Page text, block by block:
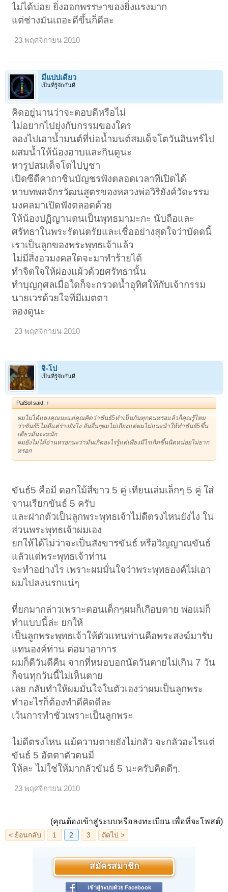
ไม่ได้บ่อย ยิ่งออกพรรษาของยิ่งแรงมาก
แต่ช่างมันเถอะดีขึ้นก็ดีละ
23 พฤศจิกายน 2010
มีแปปเดียว
เป็นที่รู้จักกันดี
คิดอยู่นานว่าจะตอบดีหรือไม่
ไม่อยากไปยุ่งกับกรรมของใคร
ลองไปเอาน้ำมนต์ที่บ่อน้ำมนต์สมเด็จโตวันอินทร์ไป
ผสมน้ำให้น้องอาบและกินดูนะ
หารูปสมเด็จโตไปบูชา
เปิดซีดีคาถาชินบัญชรฟังตลอดเวลาที่เปิดได้
หาบทพลจักรวัฒนสูตรของหลวงพ่อวิริยังค์วัดะรรม
มงคลมาเปิดฟังตลอดด้วย
ให้น้องปฏิญานตนเป็นพุทธมามะกะ นับถือและ
ศรัทธาในพระรัตนตรัยและเชื่ออย่างสุดใจว่าบัดดนี้
เราเป็นลูกของพระพุทธเจ้าแล้ว
ไม่มีสิ่งอวมงคลใดจะมาทำร้ายได้
ทำจิตใจให้ผ่องแผ้วด้วยศรัทธานั้น
ทำบุญกุศลเมื่อใดก็จะกรวดน้ำอุทิศให้กับเจ้ากรรม
นายเวรด้วยใจที่มีเมตตา
ลองดูนะ
23 พฤศจิกายน 2010
จิ-โป
เป็นที่รู้จักกันดี
PaiSol said: ↑
ผมไม่ได้แยงคุณนะแต่คุณคิดว่าขันธ์5ทำเป็นกันทุกคนหรอแล้วก็คุณรู้ไหม
ว่าขันธ์5ไม่ดีแต่ร่างยังไง อันอื่นๆผมไม่เถียงแต่ผมไม่แนะนำให้ทำขันธ์5ขึ้น
เดียวมันจะหนัก
ผมยังไม่ได้อ่านหรอกนะว่ามันเกิดอะไรรู้แค่เพียงมีไรเกิดขึ้นนิดหน่อยไม่ยาก
หรอก
ขันธ์5 คือมี ดอกใม้สีขาว 5 คู่ เทียนเล่มเล็กๆ 5 คู่ ใส่
จานเรียกขันธ์ 5 ครับ
และฝากตัวเป็นลูกพระพุทธเจ้าไม่ดีตรงไหนยังไง ใน
ส่วนพระพุทธเจ้าผมเอง
ยกให้ได้ไม่ว่าจะเป็นสังขารขันธ์ หรือวิญญาณขันธ์
แลัวแต่พระพุทธเจ้าท่าน
จะทำอย่างไร เพราะผมมั่นใจว่าพระพุทธองค์ไม่เอา
ผมไปลงนรกแน่ๆ
ที่ยกมากล่าวเพราะตอนเด็กๆผมก็เกือบตาย พ่อแม่ก็
ทำแบบนี้ล่ะ ยกให้
เป็นลูกพระพุทธเจ้าให้ตัวแทนท่านคือพระสงฆ์มารับ
แทนองค์ท่าน ต่อมาอาการ
ผมก็ดีวันดีคืน จากที่หมอบอกนัดวันตายไม่เกิน 7 วัน
ก็จนทุกวันนี้ไม่เห็นตาย
เลย กลับทำให้ผมมั่นใจในตัวเองว่าผมเป็นลูกพระ
ทำอะไรก็ต้องทำดีคิดดีละ
เว้นการทำชั่วเพราะเป็นลูกพระ
ไม่ดีตรงไหน แม้ความตายยังไม่กลัว จะกลัวอะไรแต่
ขันธ์ 5 อัตตาตัวตนมี
ให้ละ ไม่ใช่ให้มากลัวขันธ์ 5 นะครับคิดดีๆ.
23 พฤศจิกายน 2010
(คุณต้องเข้าสู่ระบบหรือลงทะเบียน เพื่อที่จะโพสต์)
สมัครสมาชิก
เข้าสู่ระบบด้วย Facebook